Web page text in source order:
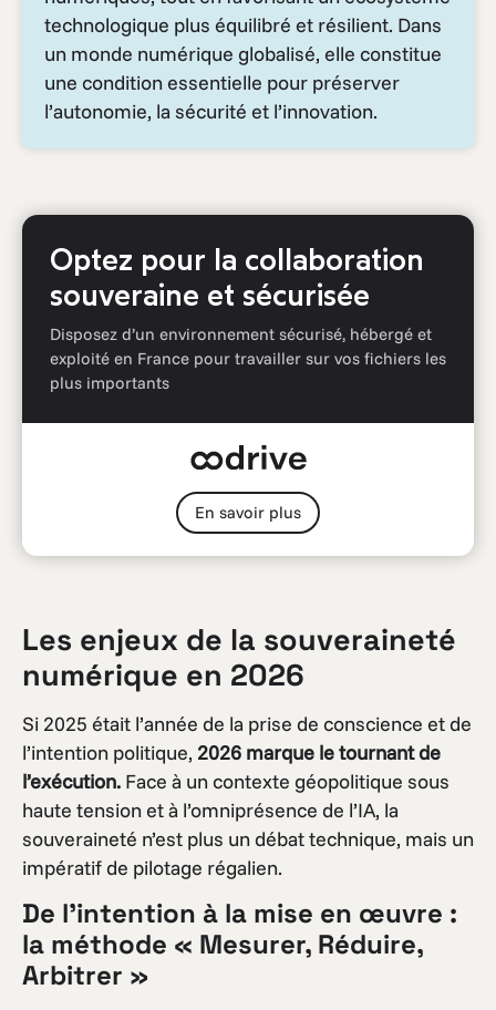
technologique plus équilibré et résilient. Dans
un monde numérique globalisé, elle constitue
une condition essentielle pour préserver
l’autonomie, la sécurité et l’innovation.
Optez pour la collaboration
souveraine et sécurisée
Disposez d’un environnement sécurisé, hébergé et
exploité en France pour travailler sur vos fichiers les
plus importants
En savoir plus
Les enjeux de la souveraineté
numérique en 2026
Si 2025 était l’année de la prise de conscience et de
l’intention politique, 2026 marque le tournant de
l’exécution. Face à un contexte géopolitique sous
haute tension et à l’omniprésence de l’IA, la
souveraineté n’est plus un débat technique, mais un
impératif de pilotage régalien.
De l’intention à la mise en œuvre :
la méthode « Mesurer, Réduire,
Arbitrer »